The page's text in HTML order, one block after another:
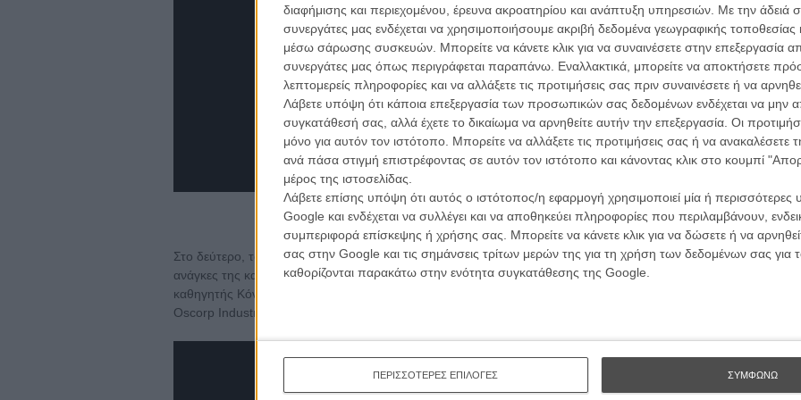
διαφήμισης και περιεχομένου, έρευνα ακροατηρίου και ανάπτυξη υπηρεσιών. Με την άδειά
συνεργάτες μας ενδέχεται να χρησιμοποιήσουμε ακριβή δεδομένα γεωγραφικής τοποθεσίας
μέσω σάρωσης συσκευών. Μπορείτε να κάνετε κλικ για να συναινέσετε στην επεξεργασία
συνεργάτες μας όπως περιγράφεται παραπάνω. Εναλλακτικά, μπορείτε να αποκτήσετε
λεπτομερείς πληροφορίες και να αλλάξετε τις προτιμήσεις σας πριν συναινέσετε ή να
Λάβετε υπόψη ότι κάποια επεξεργασία των προσωπικών σας δεδομένων ενδέχεται να μην
συγκατάθεσή σας, αλλά έχετε το δικαίωμα να αρνηθείτε αυτήν την επεξεργασία. Οι
μόνο για αυτόν τον ιστότοπο. Μπορείτε να αλλάξετε τις προτιμήσεις σας ή να ανακαλέσετε
ανά πάσα στιγμή επιστρέφοντας σε αυτόν τον ιστότοπο και κάνοντας κλικ στο κουμπί
μέρος της ιστοσελίδας.
Λάβετε επίσης υπόψη ότι αυτός ο ιστότοπος/η εφαρμογή χρησιμοποιεί μία ή περισσότερες
Google και ενδέχεται να συλλέγει και να αποθηκεύει πληροφορίες που περιλαμβάνουν,
συμπεριφορά επίσκεψης ή χρήσης σας. Μπορείτε να κάνετε κλικ για να δώσετε ή να
σας στην Google και τις σημάνσεις τρίτων μερών της για τη χρήση των δεδομένων σας
καθορίζονται παρακάτω στην ενότητα συγκατάθεσης της Google.
ΠΕΡΙΣΣΟΤΕΡΕΣ ΕΠΙΛΟΓΕΣ ΣΥΜΦΩΝΩ
Στο δεύτερο, το οποίο δεν γνωρίζουμε αν είναι μέρος της ταινίας ή κατασκευασμένο για τις
ανάγκες της καμπάνιας (όπως έκανε αντίστοιχα κι ο Ρίντλεϊ Σκοτ για το «Prometheus»
καθηγητής Κόνορς αναζητά μαθητευόμενους για τα εργαστήριά του σ' «διαφημιστικό» των
Oscorp Industries.
Οι
Μια Θέση
A Place
Τζορτζ
Tacones
Πέδρο